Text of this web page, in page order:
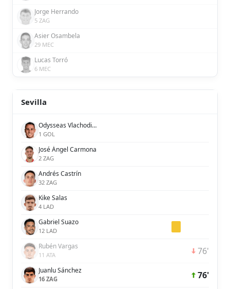
Jorge Herrando
5 ZAG
Asier Osambela
29 MEC
Lucas Torró
6 MEC
Sevilla
Odysseas Vlachodimos
1 GOL
José Ángel Carmona
2 ZAG
Andrés Castrín
32 ZAG
Kike Salas
4 LAD
Gabriel Suazo
12 LAD
Rubén Vargas
11 ATA 76'
Juanlu Sánchez
16 ZAG 76'